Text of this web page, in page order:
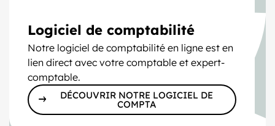
Logiciel de comptabilité
Notre logiciel de comptabilité en ligne est en
lien direct avec votre comptable et expert-
comptable.
DÉCOUVRIR NOTRE LOGICIEL DE
COMPTA